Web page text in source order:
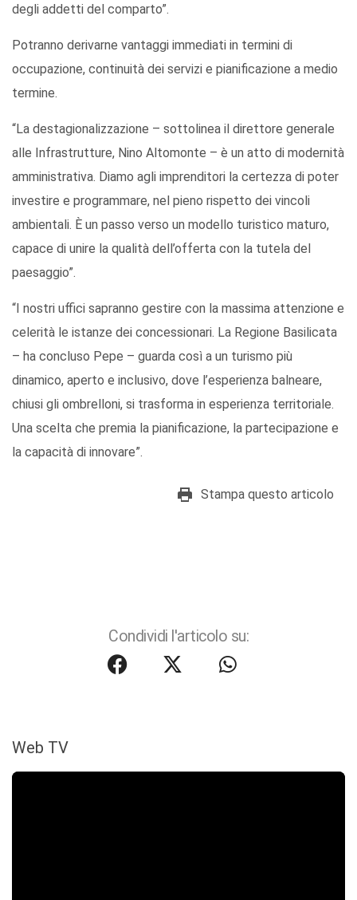
degli addetti del comparto”.
Potranno derivarne vantaggi immediati in termini di
occupazione, continuità dei servizi e pianificazione a medio
termine.
“La destagionalizzazione – sottolinea il direttore generale
alle Infrastrutture, Nino Altomonte – è un atto di modernità
amministrativa. Diamo agli imprenditori la certezza di poter
investire e programmare, nel pieno rispetto dei vincoli
ambientali. È un passo verso un modello turistico maturo,
capace di unire la qualità dell’offerta con la tutela del
paesaggio”.
“I nostri uffici sapranno gestire con la massima attenzione e
celerità le istanze dei concessionari. La Regione Basilicata
– ha concluso Pepe – guarda così a un turismo più
dinamico, aperto e inclusivo, dove l’esperienza balneare,
chiusi gli ombrelloni, si trasforma in esperienza territoriale.
Una scelta che premia la pianificazione, la partecipazione e
la capacità di innovare”.
Stampa questo articolo
Condividi l'articolo su:
Web TV